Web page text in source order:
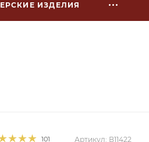
ИЗДЕЛИЯ
101 Артикул: В11422